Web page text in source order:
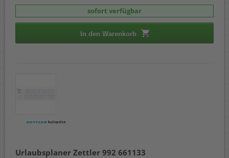
sofort verfügbar
In den Warenkorb
Urlaubsplaner Zettler 992 661133